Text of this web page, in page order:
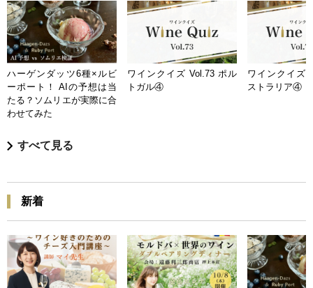
ハーゲンダッツ6種×ルビ
ーポート！ AIの予想は当
たる？ソムリエが実際に合
わせてみた
ワインクイズ Vol.73 ポル
トガル④
ワインクイズ
ストラリア④
すべて見る
新着